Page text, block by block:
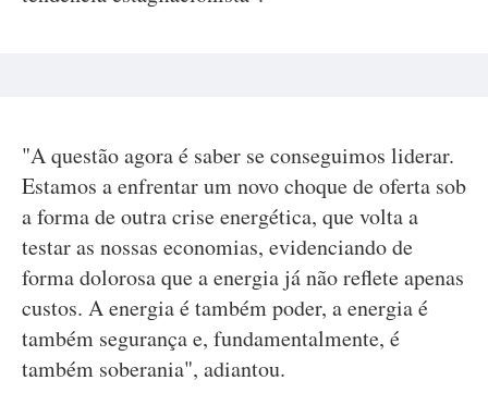
"A questão agora é saber se conseguimos liderar.
Estamos a enfrentar um novo choque de oferta sob
a forma de outra crise energética, que volta a
testar as nossas economias, evidenciando de
forma dolorosa que a energia já não reflete apenas
custos. A energia é também poder, a energia é
também segurança e, fundamentalmente, é
também soberania", adiantou.